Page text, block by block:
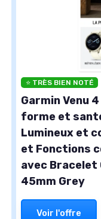
⭐ TRÈS BIEN NOTÉ
Garmin Venu
forme et
Lumineux et
et Fonctions
avec Bracelet
45mm Grey
Voir l'offre